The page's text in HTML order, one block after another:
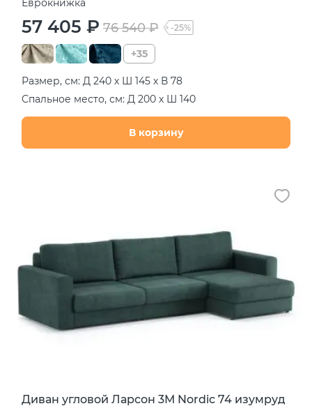
Еврокнижка
57 405 ₽ 76 540 ₽ -25%
+35
Размер, см: Д 240 х Ш 145 х В 78
Спальное место, см: Д 200 х Ш 140
В корзину
Диван угловой Ларсон 3М Nordic 74 изумруд